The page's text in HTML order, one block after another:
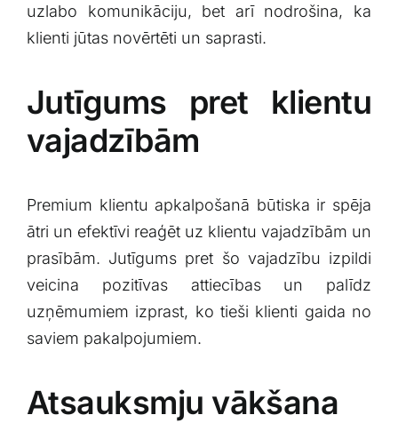
uzlabo komunikāciju, bet‍ arī nodrošina, ka‍
klienti jūtas novērtēti ⁣un saprasti.
Jutīgums pret klientu
‌vajadzībām
Premium klientu apkalpošanā⁤ būtiska ir spēja
ātri un efektīvi reaģēt uz klientu vajadzībām un​
prasībām. ⁤Jutīgums‍ pret šo vajadzību izpildi
veicina ​pozitīvas attiecības‍ un palīdz
uzņēmumiem izprast, ko tieši⁤ klienti gaida no
saviem pakalpojumiem.
Atsauksmju vākšana